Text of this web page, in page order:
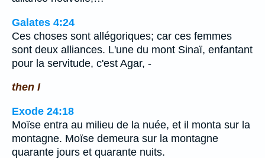
Galates 4:24
Ces choses sont allégoriques; car ces femmes
sont deux alliances. L'une du mont Sinaï, enfantant
pour la servitude, c'est Agar, -
then I
Exode 24:18
Moïse entra au milieu de la nuée, et il monta sur la
montagne. Moïse demeura sur la montagne
quarante jours et quarante nuits.